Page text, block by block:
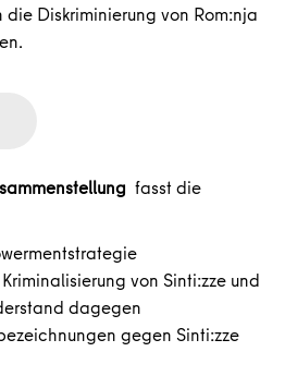
Diskriminierung von Rom:nja
fasst die
von Sinti:zze und
dagegen
gegen Sinti:zze